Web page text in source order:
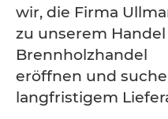
wir, die Firma
zu unserem
Brennholzhandel
eröffnen und
langfristigem